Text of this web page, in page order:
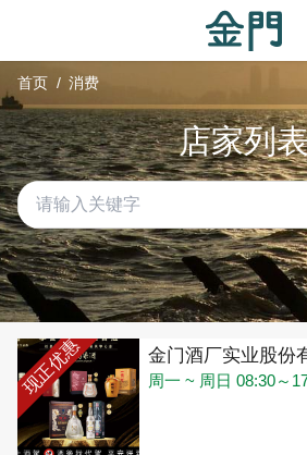
主
要
内
容
区
块
首页 消费
店家列
共有 432 间店家
现正优惠 周一 ~ 周日 08:30～